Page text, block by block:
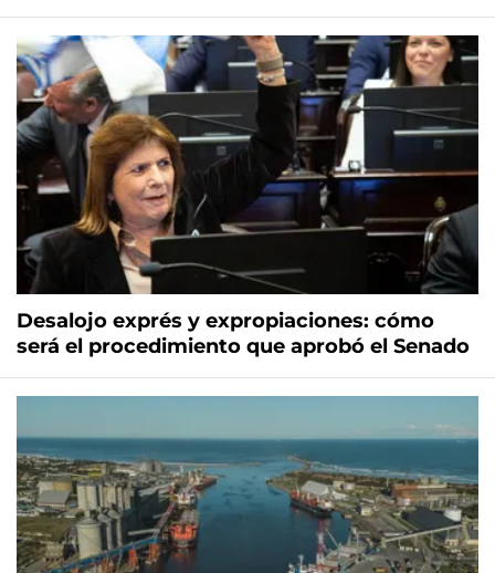
Desalojo exprés y expropiaciones: cómo
será el procedimiento que aprobó el Senado